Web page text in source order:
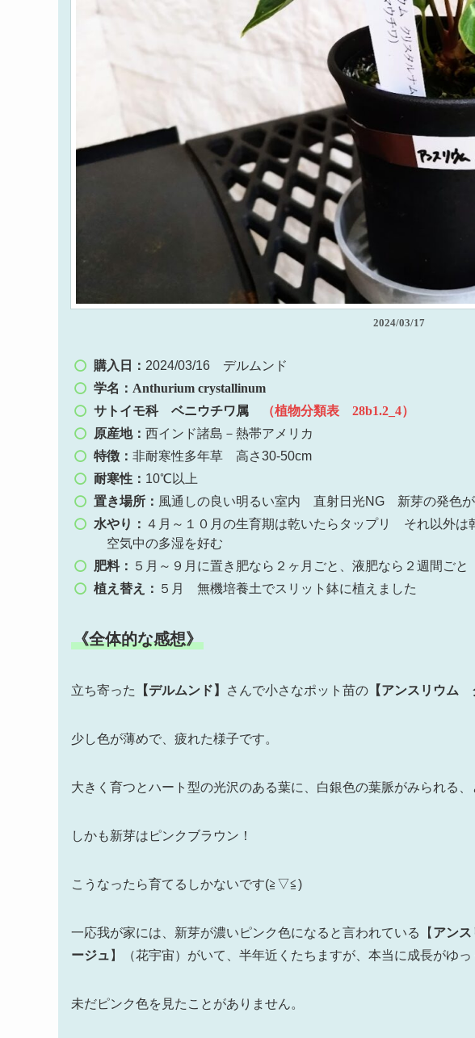
2024/03/17
購入日： 2024/03/16 デルムンド
学名：Anthurium crystallinum
サトイモ科
ベニウチワ属
（植物分類表 28b1.2_4）
原産地： 西インド諸島－熱帯アメリカ
特徴： 非耐寒性多年草 高さ30-50cm
耐寒性： 10℃以上
置き場所： 風通しの良い明るい室内 直射日光NG 新芽の発色が
水やり： ４月～１０月の生育期は乾いたらタップリ それ以外
空気中の多湿を好む
肥料： ５月～９月に置き肥なら２ヶ月ごと、液肥なら２週間ごと
植え替え： ５月 無機培養土でスリット鉢に植えました
《全体的な感想》
立ち寄った 【デルムンド】 さんで小さなポット苗の 【アンスリウム
少し色が薄めで、疲れた様子です。
大きく育つとハート型の光沢のある葉に、白銀色の葉脈がみられる
しかも新芽はピンクブラウン！
こうなったら育てるしかないです(≧▽≦)
一応我が家には、新芽が濃いピンク色になると言われている【 アン
ージュ 】（花宇宙）がいて、半年近くたちますが、本当に成長がゆ
未だピンク色を見たことがありません。